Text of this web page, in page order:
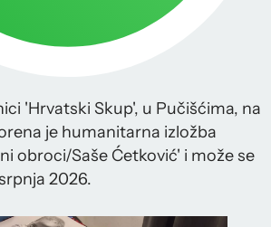
'Hrvatski Skup', u Pučišćima, na
je humanitarna izložba
obroci/Saše Ćetković' i može se
2026.